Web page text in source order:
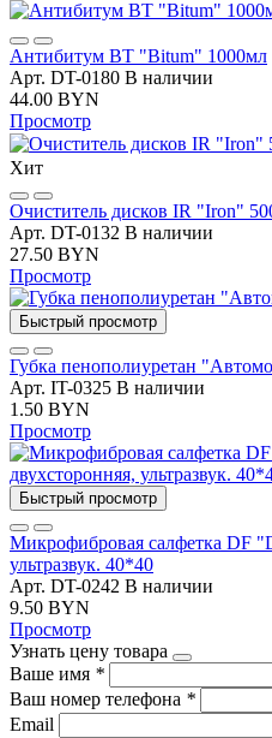
Антибитум BT "Bitum" 1000мл
Арт. DT-0180 В наличии
44.00 BYN
Просмотр
Хит
Очиститель дисков IR "Iron"
Арт. DT-0132 В наличии
27.50 BYN
Просмотр
Быстрый просмотр
Губка пенополиуретан
Арт. IT-0325 В наличии
1.50 BYN
Просмотр
Быстрый просмотр
Микрофибровая салфетка DF
ультразвук. 40*40
Арт. DT-0242 В наличии
9.50 BYN
Просмотр
Узнать цену товара
Ваше имя *
Ваш номер телефона *
Email